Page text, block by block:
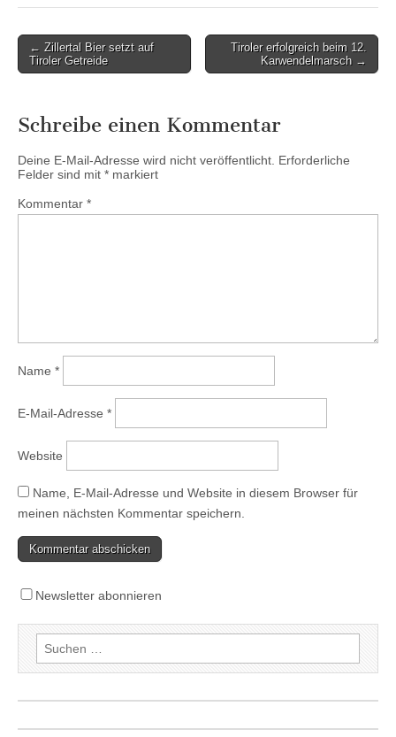
Post
navigation
← Zillertal Bier setzt auf
Tiroler Getreide
Tiroler erfolgreich beim 12.
Karwendelmarsch →
Schreibe einen Kommentar
Deine E-Mail-Adresse wird nicht veröffentlicht. Erforderliche
Felder sind mit * markiert
Kommentar *
Name *
E-Mail-Adresse *
Website
Name, E-Mail-Adresse und Website in diesem Browser für
meinen nächsten Kommentar speichern.
Newsletter abonnieren
Suchen
nach: